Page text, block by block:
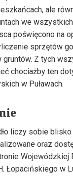
ale
we
poświęcono na
sprzętów
gruntów. Z tych
chociażby ten
w Puławach.
liczy sobie
oraz
Wojewódzkiej
Łopacińskiego w